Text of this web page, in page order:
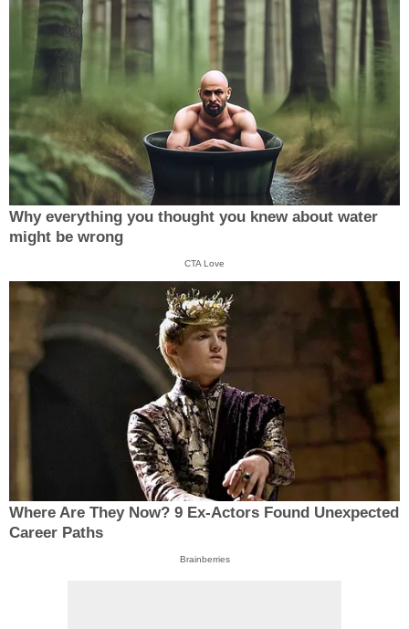
Why everything you thought you knew about water
might be wrong
CTA Love
Where Are They Now? 9 Ex-Actors Found Unexpected
Career Paths
Brainberries